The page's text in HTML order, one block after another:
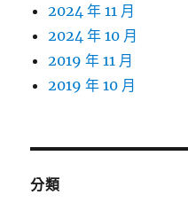
2024 年 11 月
2024 年 10 月
2019 年 11 月
2019 年 10 月
分類